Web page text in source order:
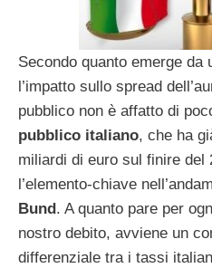
Secondo quanto emerge da
l’impatto sullo spread
pubblico non è affatto di
pubblico italiano, che ha
miliardi di euro sul finire del
l’elemento-chiave
Bund . A quanto pare per
nostro debito, avviene un
differenziale tra i tassi